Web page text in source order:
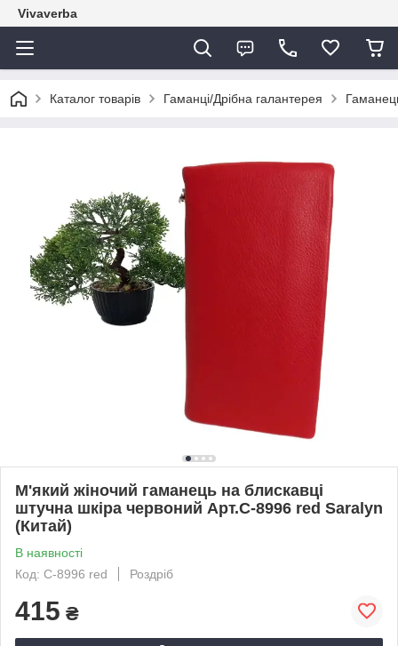
Vivaverba
Каталог товарів Гаманці/Дрібна галантерея
М'який жіночий гаманець на блискавці
штучна шкіра червоний Арт.C-8996 red Saralyn
(Китай)
В наявності
Код: C-8996 red
Роздріб
415 ₴